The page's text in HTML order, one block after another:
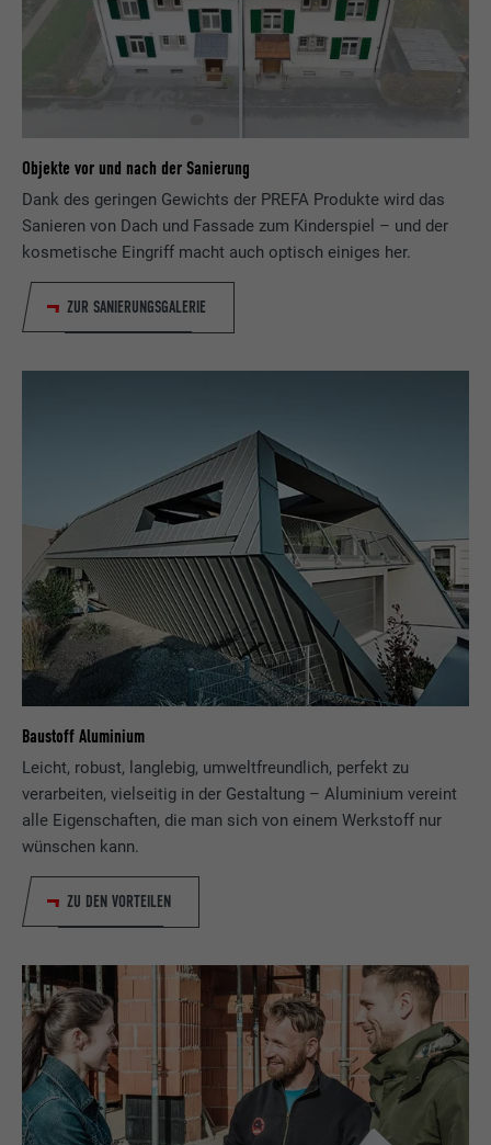
Objekte vor und nach der Sanierung
Dank des geringen Gewichts der PREFA Produkte wird das
Sanieren von Dach und Fassade zum Kinderspiel – und der
kosmetische Eingriff macht auch optisch einiges her.
ZUR SANIERUNGSGALERIE
Baustoff Aluminium
Leicht, robust, langlebig, umweltfreundlich, perfekt zu
verarbeiten, vielseitig in der Gestaltung – Aluminium vereint
alle Eigenschaften, die man sich von einem Werkstoff nur
wünschen kann.
ZU DEN VORTEILEN